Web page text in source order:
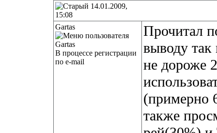
14.01.2009,
15:08
Gartas
В процессе регистрации
по e-mail
Прочитал
выводу
не дороже
(примерно
также